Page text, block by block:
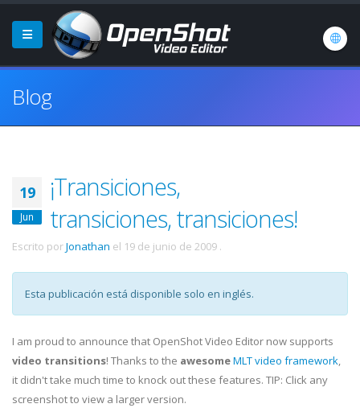
Blog
19
Jun
¡Transiciones,
transiciones, transiciones!
Escrito porJonathan el 19 de junio de 2009 .
Esta publicación está disponible solo en inglés.
I am proud to announce that OpenShot Video Editor now supports
video transitions! Thanks to the awesomeMLT video framework,
it didn't take much time to knock out these features. TIP: Click any
screenshot to view a larger version.